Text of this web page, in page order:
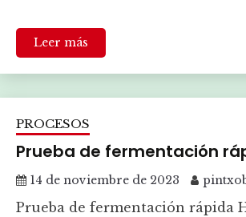
Leer más
PROCESOS
Prueba de fermentación
14 de noviembre de 2023
Prueba de fermentación rápida